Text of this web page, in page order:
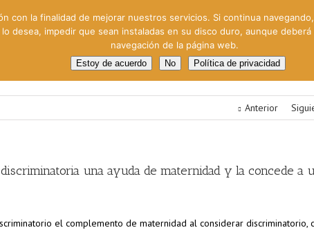
Gestión Cinematográfica Otros servicios
Anterior
una ayuda de maternidad y la concede a
el complemento de maternidad al considerar discriminatorio,
con la finalidad de mejorar nuestros servicios. Si continua
desea, impedir que sean instaladas en su disco duro, aunque
navegación de la página web.
Estoy de acuerdo No Política de privacidad